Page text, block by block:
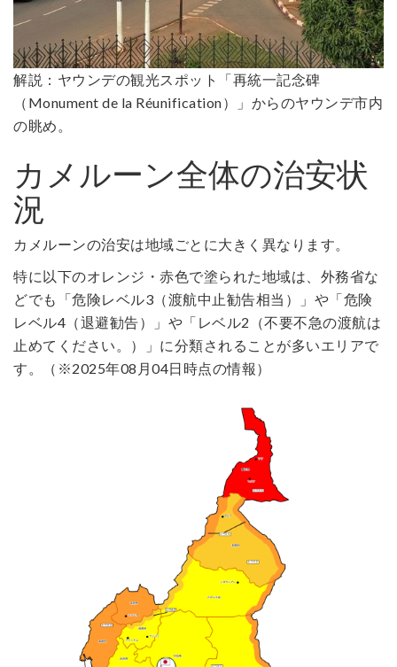
解説：ヤウンデの観光スポット「再統一記念碑
（Monument de la Réunification）」からのヤウンデ市内
の眺め。
カメルーン全体の治安状
況
カメルーンの治安は地域ごとに大きく異なります。
特に以下のオレンジ・赤色で塗られた地域は、外務省な
どでも「危険レベル3（渡航中止勧告相当）」や「危険
レベル4（退避勧告）」や「レベル2（不要不急の渡航は
止めてください。）」に分類されることが多いエリアで
す。（※2025年08月04日時点の情報）